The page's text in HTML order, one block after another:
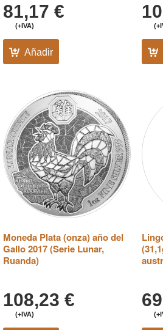
81,17 €
(+IVA)
Añadir
Moneda Plata (onza) año del
Gallo 2017 (Serie Lunar,
Ruanda)
108,23 €
(+IVA)